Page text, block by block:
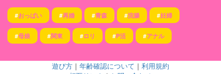
#おっぱい #再婚 #青森 #浣腸 #妊婦
#母娘 #関東 #ロリ #P活 #アナル
遊び方 ｜ 年齢確認について ｜ 利用規約